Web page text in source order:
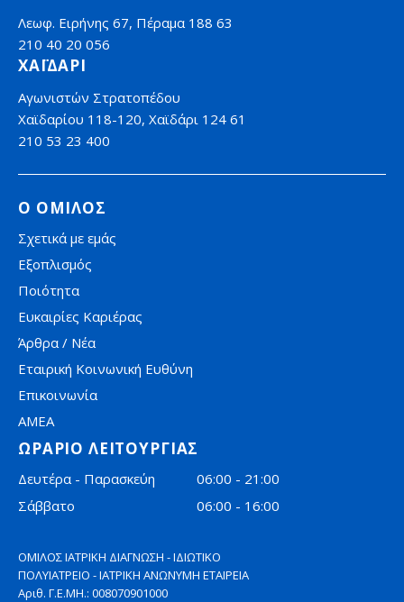
Λεωφ. Ειρήνης 67, Πέραμα 188 63
210 40 20 056
ΧΑΪΔΑΡΙ
Αγωνιστών Στρατοπέδου
Χαϊδαρίου 118-120, Χαϊδάρι 124 61
210 53 23 400
Ο ΟΜΙΛΟΣ
Σχετικά με εμάς
Εξοπλισμός
Ποιότητα
Ευκαιρίες Καριέρας
Άρθρα / Νέα
Εταιρική Κοινωνική Ευθύνη
Επικοινωνία
AMEA
ΩΡΑΡΙΟ ΛΕΙΤΟΥΡΓΙΑΣ
Δευτέρα - Παρασκεύη
06:00 - 21:00
Σάββατο
06:00 - 16:00
ΟΜΙΛΟΣ ΙΑΤΡΙΚΗ ΔΙΑΓΝΩΣΗ - ΙΔΙΩΤΙΚΟ
ΠΟΛΥΙΑΤΡΕΙΟ - ΙΑΤΡΙΚΗ ΑΝΩΝΥΜΗ ΕΤΑΙΡΕΙΑ
Αριθ. Γ.Ε.ΜΗ.: 008070901000